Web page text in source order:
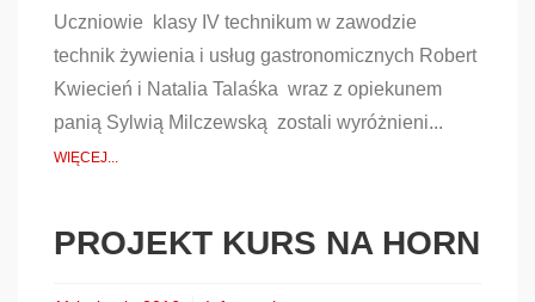
Uczniowie klasy IV technikum w zawodzie
technik żywienia i usług gastronomicznych Robert
Kwiecień i Natalia Talaśka wraz z opiekunem
panią Sylwią Milczewską zostali wyróżnieni...
WIĘCEJ...
PROJEKT KURS NA HORN